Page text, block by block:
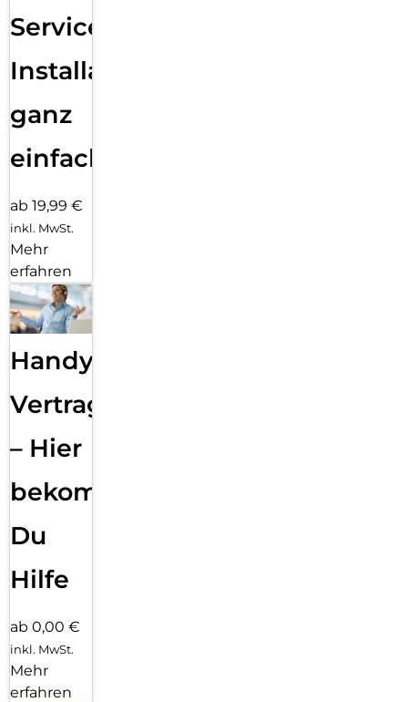
Services
Installation
ganz
einfach
ab 19,99 €
inkl. MwSt.
Mehr
erfahren
Handy
Vertragsabwicklung
– Hier
bekommst
Du
Hilfe
ab 0,00 €
inkl. MwSt.
Mehr
erfahren